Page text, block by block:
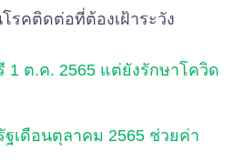
รคติดต่อที่ต้องเฝ้าระวัง
1 ต.ค. 2565 แต่ยังรักษาโควิด
เดือนตุลาคม 2565 ช่วยค่า